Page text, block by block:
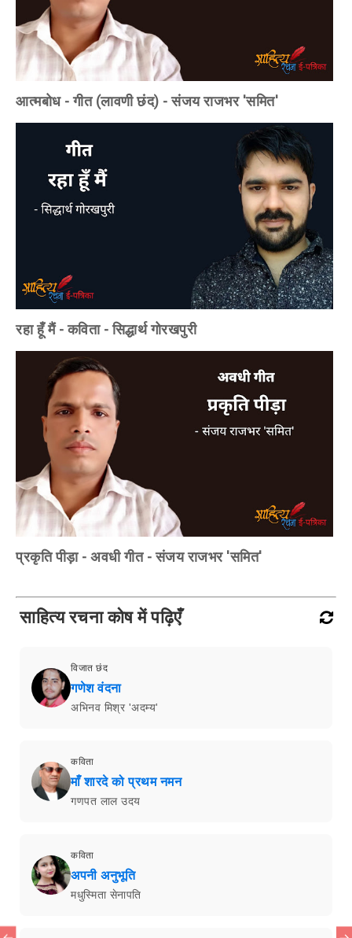
आत्मबोध - गीत (लावणी छंद) - संजय राजभर 'समित'
रहा हूँ मैं - कविता - सिद्धार्थ गोरखपुरी
प्रकृति पीड़ा - अवधी गीत - संजय राजभर 'समित'
साहित्य रचना कोष में पढ़िएँ
विजात छंद
गणेश वंदना
अभिनव मिश्र 'अदम्य'
कविता
माँ शारदे को प्रथम नमन
गणपत लाल उदय
कविता
अपनी अनुभूति
मधुस्मिता सेनापति